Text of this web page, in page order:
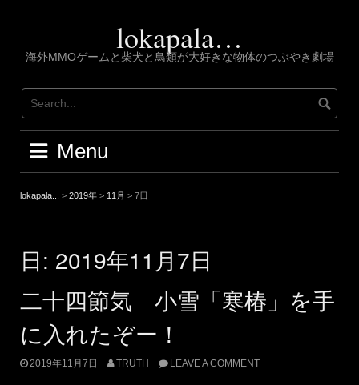
lokapala…
海外MMOゲームと柴犬と鳥類が大好きな物体のつぶやき劇場
Menu
lokapala... > 2019年 > 11月 > 7日
日: 2019年11月7日
二十四節気 小雪「寒椿」を手
に入れたぞー！
2019年11月7日 TRUTH LEAVE A COMMENT